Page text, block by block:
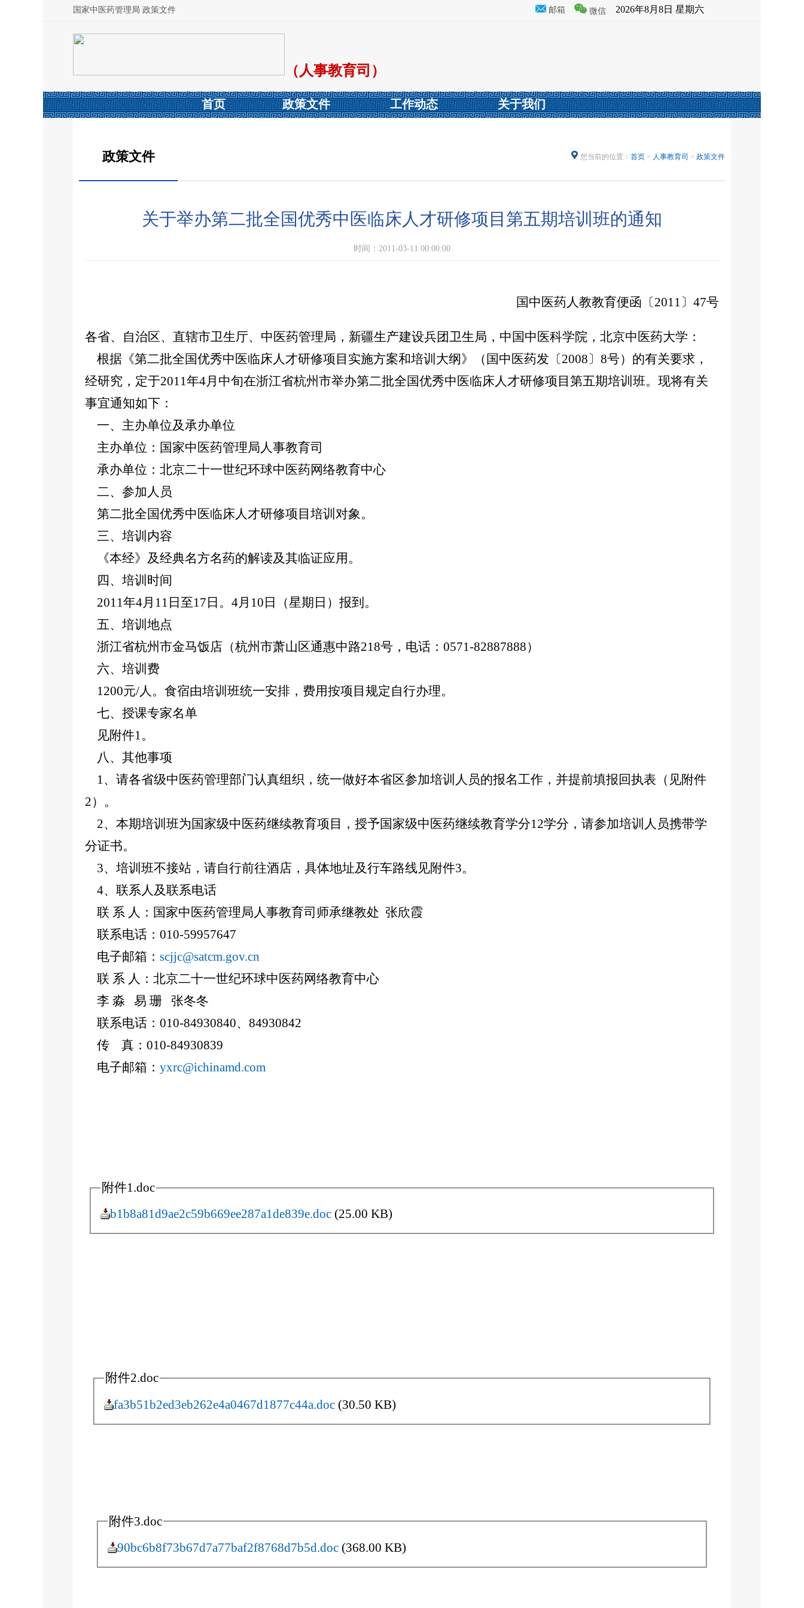
国家中医药管理局 政策文件 邮箱 微信 2026年8月8日 星期六
（人事教育司）
首页 政策文件 工作动态 关于我们
政策文件 您当前的位置： 首页 > 人事教育司 > 政策文件
关于举办第二批全国优秀中医临床人才研修项目第五期培训班的通知
时间：2011-03-11 00:00:00
国中医药人教教育便函〔2011〕47号
各省、自治区、直辖市卫生厅、中医药管理局，新疆生产建设兵团卫生局，中国中医科学院，北京中医药大学：
根据《第二批全国优秀中医临床人才研修项目实施方案和培训大纲》（国中医药发〔2008〕8号）的有关要求，
经研究，定于2011年4月中旬在浙江省杭州市举办第二批全国优秀中医临床人才研修项目第五期培训班。现将有关
事宜通知如下：
一、主办单位及承办单位
主办单位：国家中医药管理局人事教育司
承办单位：北京二十一世纪环球中医药网络教育中心
二、参加人员
第二批全国优秀中医临床人才研修项目培训对象。
三、培训内容
《本经》及经典名方名药的解读及其临证应用。
四、培训时间
2011年4月11日至17日。4月10日（星期日）报到。
五、培训地点
浙江省杭州市金马饭店（杭州市萧山区通惠中路218号，电话：0571-82887888）
六、培训费
1200元/人。食宿由培训班统一安排，费用按项目规定自行办理。
七、授课专家名单
见附件1。
八、其他事项
1、请各省级中医药管理部门认真组织，统一做好本省区参加培训人员的报名工作，并提前填报回执表（见附件
2）。
2、本期培训班为国家级中医药继续教育项目，授予国家级中医药继续教育学分12学分，请参加培训人员携带学
分证书。
3、培训班不接站，请自行前往酒店，具体地址及行车路线见附件3。
4、联系人及联系电话
联 系 人：国家中医药管理局人事教育司师承继教处 张欣霞
联系电话：010-59957647
电子邮箱： scjjc@satcm.gov.cn
联 系 人：北京二十一世纪环球中医药网络教育中心
李 淼 易 珊 张冬冬
联系电话：010-84930840、84930842
传 真：010-84930839
电子邮箱： yxrc@ichinamd.com
附件1.doc
b1b8a81d9ae2c59b669ee287a1de839e.doc(25.00 KB)
附件2.doc
fa3b51b2ed3eb262e4a0467d1877c44a.doc(30.50 KB)
附件3.doc
90bc6b8f73b67d7a77baf2f8768d7b5d.doc(368.00 KB)